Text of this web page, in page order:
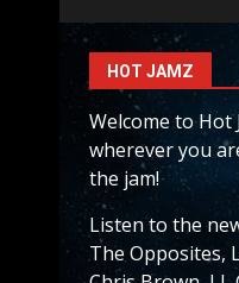
HOT JAMZ
Welcome to Hot
wherever you
the jam!
Listen to the
The Opposites,